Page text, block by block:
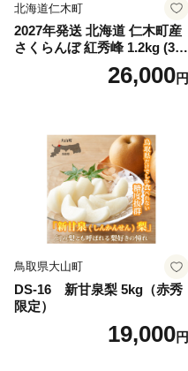
北海道仁木町
2027年発送 北海道 仁木町産
さくらんぼ 紅秀峰 1.2kg (300
g×4パック) Lサイズ以上 旬
桜桃 産地直送 サクランボ チ
26,000円
鳥取県大山町
DS-16 新甘泉梨 5kg（赤秀
限定）
19,000円